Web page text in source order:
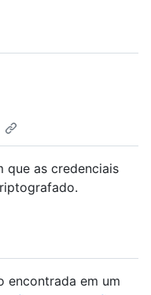
que as credenciais
encontrada em um